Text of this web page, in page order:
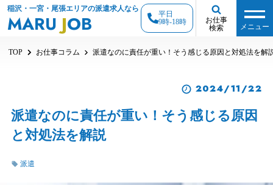
稲沢・一宮・尾張エリアの派遣求人なら
MARU JOB
平日
9時-18時
お仕事
検索
メニュー
TOP お仕事コラム 派遣なのに責任が重い！そう感じる原因と対処法を解
2024/11/22
派遣なのに責任が重い！そう感じる原因
と対処法を解説
派遣